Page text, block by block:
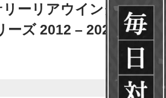
ーリアウイング GS
ズ 2012 – 2020